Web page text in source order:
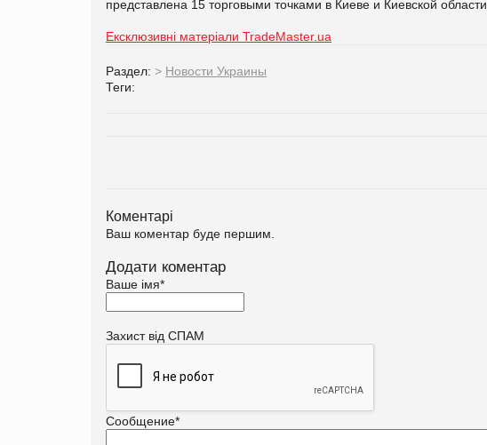
представлена 15 торговыми точками в Киеве и Киевской области.
Ексклюзивні матеріали TradeMaster.ua
Раздел: > Новости Украины
Теги:
Коментарі
Ваш коментар буде першим.
Додати коментар
Ваше імя*
Захист від СПАМ
Сообщение*